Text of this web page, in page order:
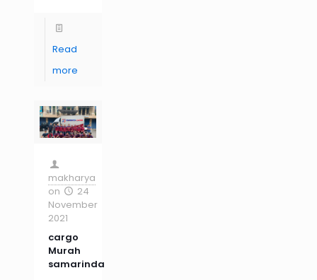
Read
more
makharya
on
24
November
2021
cargo
Murah
samarinda